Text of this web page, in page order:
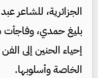
الجزائرية، للشاعر
بليغ حمدي، وفاجأت
إحياء الحنين إلى
الخاصة وأسلوبها.